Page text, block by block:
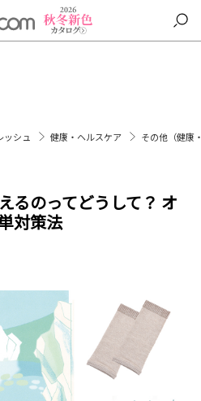
ッシュ 健康・ヘルスケア その他（健康
るのってどうして？ オ
対策法